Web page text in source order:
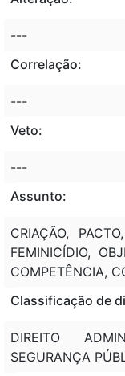
---
Correlação:
---
Veto:
---
Assunto:
CRIAÇÃO,
FEMINICÍDIO,
COMPETÊNCIA,
Classificação de
DIREITO
SEGURANÇA